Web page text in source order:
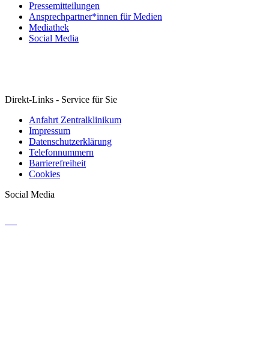
Pressemitteilungen
Ansprechpartner*innen für Medien
Mediathek
Social Media
Direkt-Links - Service für Sie
Anfahrt Zentralklinikum
Impressum
Datenschutzerklärung
Telefonnummern
Barrierefreiheit
Cookies
Social Media